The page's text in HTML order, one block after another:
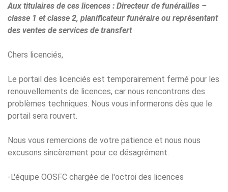
Aux titulaires de ces licences : Directeur de funérailles –
classe 1 et classe 2, planificateur funéraire ou représentant
des ventes de services de transfert
Chers licenciés,
Le portail des licenciés est temporairement fermé pour les
renouvellements de licences, car nous rencontrons des
problèmes techniques. Nous vous informerons dès que le
portail sera rouvert.
Nous vous remercions de votre patience et nous nous
excusons sincèrement pour ce désagrément.
-L'équipe OOSFC chargée de l'octroi des licences